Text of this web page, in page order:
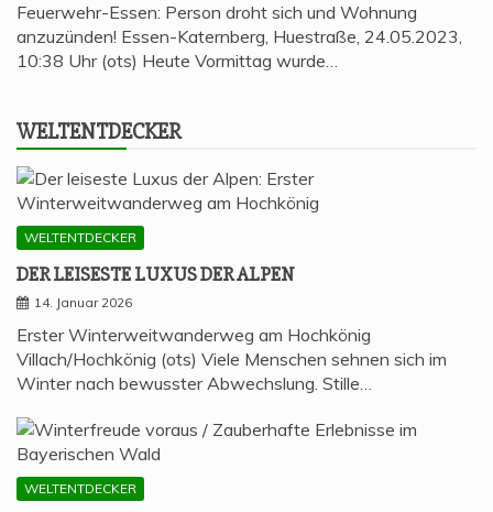
Feuerwehr-Essen: Person droht sich und Wohnung
anzuzünden! Essen-Katernberg, Huestraße, 24.05.2023,
10:38 Uhr (ots) Heute Vormittag wurde…
WELT­ENT­DE­CKER
WELTENTDECKER
DER LEI­SES­TE LUXUS DER ALPEN
14. Januar 2026
Erster Winterweitwanderweg am Hochkönig
Villach/Hochkönig (ots) Viele Menschen sehnen sich im
Winter nach bewusster Abwechslung. Stille…
WELTENTDECKER